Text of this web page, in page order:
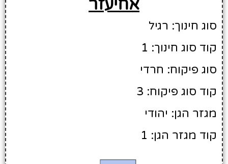
אחיעזר
סוג חינוך: רגיל
קוד סוג חינוך: 1
סוג פיקוח: חרדי
קוד סוג פיקוח: 3
מגזר הגן: יהודי
קוד מגזר הגן: 1